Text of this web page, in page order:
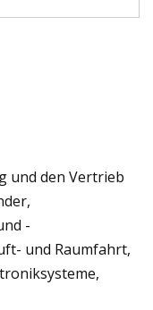
und den Vertrieb
-
und Raumfahrt,